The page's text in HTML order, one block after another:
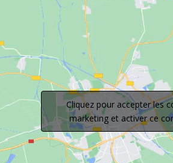
Cliquez pour accepter les
marketing et activer ce